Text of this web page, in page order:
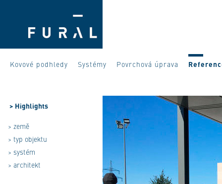
Kovové podhledy Systémy Povrchová úprava
> Highlights
> země
> typ objektu
> systém
> architekt